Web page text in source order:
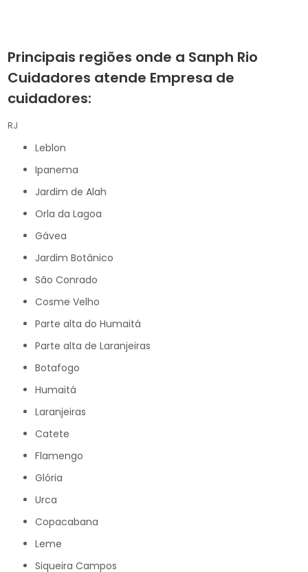
Principais regiões onde a Sanph Rio
Cuidadores atende Empresa de
cuidadores:
RJ
Leblon
Ipanema
Jardim de Alah
Orla da Lagoa
Gávea
Jardim Botânico
São Conrado
Cosme Velho
Parte alta do Humaitá
Parte alta de Laranjeiras
Botafogo
Humaitá
Laranjeiras
Catete
Flamengo
Glória
Urca
Copacabana
Leme
Siqueira Campos